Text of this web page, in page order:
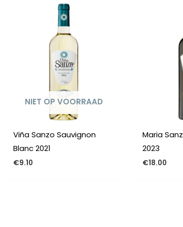
NIET OP VOORRAAD
Viña Sanzo Sauvignon
Blanc 2021
€9.10
Maria
2023
€18.00